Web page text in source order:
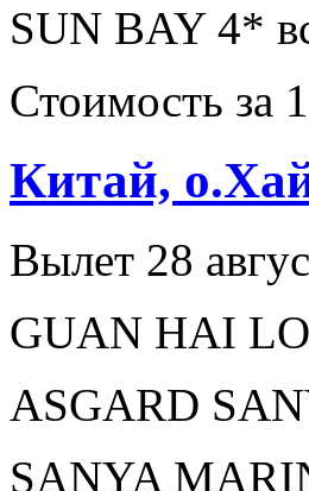
SUN BAY 4*
Стоимость за
Китай,
Вылет 28
GUAN HAI
ASGARD
SANYA